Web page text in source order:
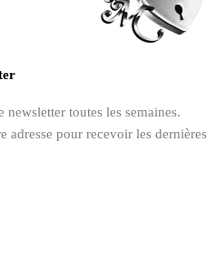
newsletter toutes les semaines.
adresse pour recevoir les dernières